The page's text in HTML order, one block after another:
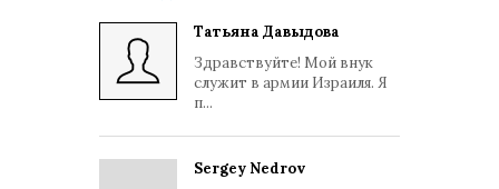
Татьяна Давыдова
Здравствуйте! Мой внук
служит в армии Израиля. Я
п...
Sergey Nedrov